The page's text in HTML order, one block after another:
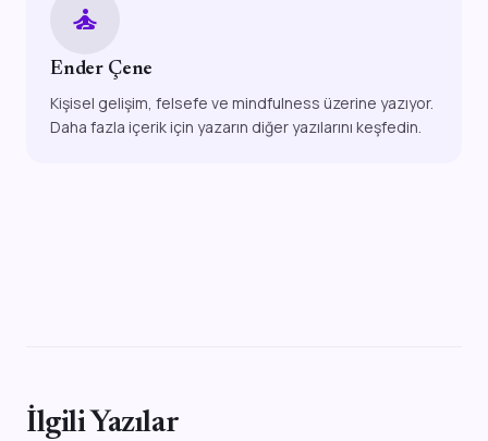
self_improvement
Ender Çene
Kişisel gelişim, felsefe ve mindfulness üzerine yazıyor.
Daha fazla içerik için yazarın diğer yazılarını keşfedin.
İlgili Yazılar